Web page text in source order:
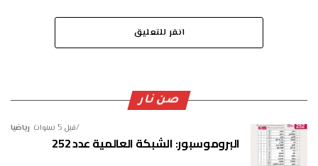
انقر للتعليق
صن نار
رياضيا قبل 5 سنوات
البروموسبور: الشبكة العالمية عدد 252